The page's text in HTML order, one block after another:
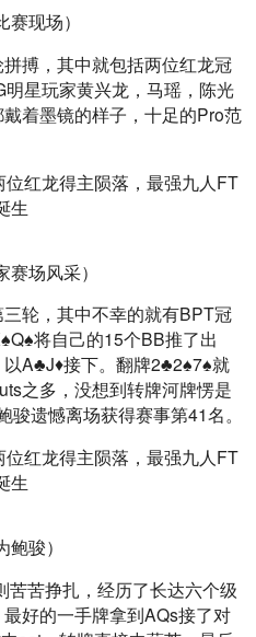
赛现场）
搏，其中就包括两位红龙冠
星玩家黄兴龙，马瑶，陈光
着墨镜的样子，十足的Pro范
赛场风采）
轮，其中不幸的就有BPT冠
将自己的15个BB推了出
A♣J♦接下。翻牌2♣2♠7♠就
之多，没想到转牌河牌愣是
遗憾离场获得赛事第41名。
鲍骏）
苦苦挣扎，经历了长达六个级
好的一手牌拿到AQs接了对